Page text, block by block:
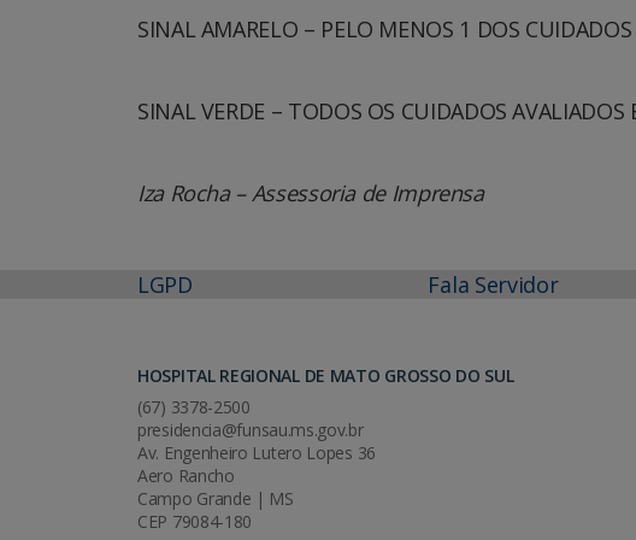
SINAL AMARELO – PELO MENOS 1 DOS
SINAL VERDE – TODOS OS CUIDADOS AVALIADOS
Iza Rocha – Assessoria de Imprensa
LGPD Fala Servidor
HOSPITAL REGIONAL DE MATO GROSSO DO SUL
(67) 3378-2500
presidencia@funsau.ms.gov.br
Av. Engenheiro Lutero Lopes 36
Aero Rancho
Campo Grande | MS
CEP 79084-180